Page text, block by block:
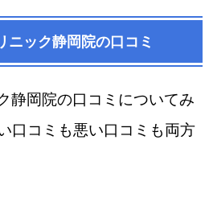
ニック静岡院の口コミ
静岡院の口コミについてみ
口コミも悪い口コミも両方